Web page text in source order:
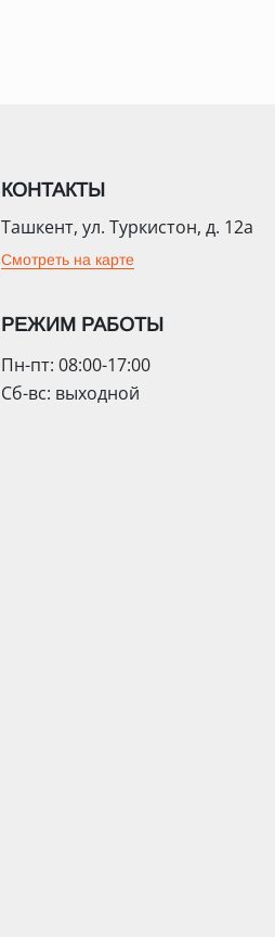
КОНТАКТЫ
Ташкент, ул. Туркистон, д. 12а
Смотреть на карте
РЕЖИМ РАБОТЫ
Пн-пт: 08:00-17:00
Сб-вс: выходной